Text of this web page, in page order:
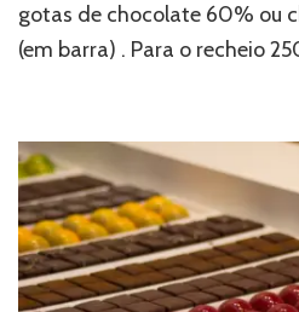
gotas de chocolate 60% ou
(em barra) . Para o recheio